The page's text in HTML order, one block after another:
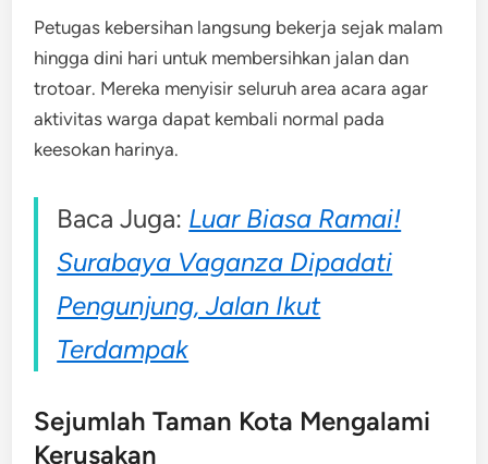
Petugas kebersihan langsung bekerja sejak malam
hingga dini hari untuk membersihkan jalan dan
trotoar. Mereka menyisir seluruh area acara agar
aktivitas warga dapat kembali normal pada
keesokan harinya.
Baca Juga: Luar Biasa Ramai!
Surabaya Vaganza Dipadati
Pengunjung, Jalan Ikut
Terdampak
Sejumlah Taman Kota Mengalami
Kerusakan